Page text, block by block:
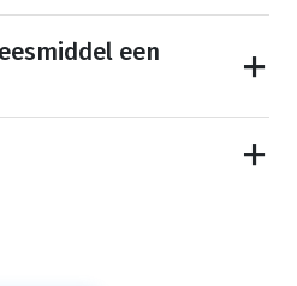
een